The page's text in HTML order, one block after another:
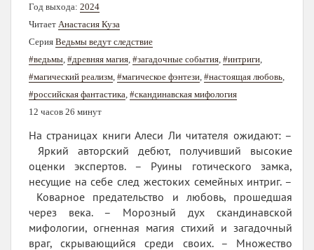
Год выхода: 2024
Читает Анастасия Куза
Серия Ведьмы ведут следствие
#ведьмы #древняя магия #загадочные события #интриги
#магический реализм #магическое фэнтези #настоящая любовь
#российская фантастика #скандинавская мифология
12 часов 26 минут
На страницах книги Алеси Ли читателя ожидают: –
Яркий авторский дебют, получивший высокие
оценки экспертов. – Руины готического замка,
несущие на себе след жестоких семейных интриг. –
Коварное предательство и любовь, прошедшая
через века. – Морозный дух скандинавской
мифологии, огненная магия стихий и загадочный
враг, скрывающийся среди своих. – Множество